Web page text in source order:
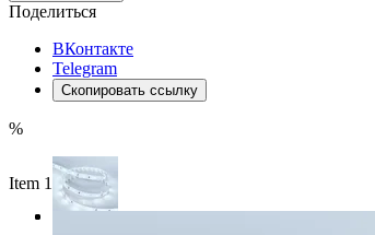
Поделиться
ВКонтакте
Telegram
Скопировать ссылку
%
Item 1 of 3